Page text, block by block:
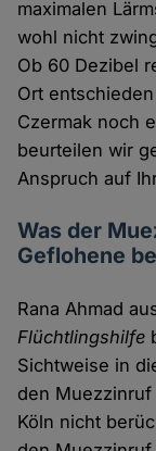
maximalen
wohl nicht
Ob 60 Dezibel
Ort
Czermak noch
beurteilen wir
Anspruch auf
Was der
Geflohene
Rana Ahmad
Flüchtlingshilfe
Sichtweise in
den
Köln nicht